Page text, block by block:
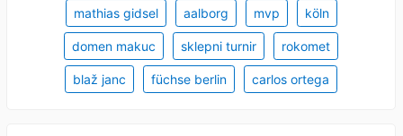
mathias gidsel aalborg mvp köln
domen makuc sklepni turnir rokomet
blaž janc füchse berlin carlos ortega